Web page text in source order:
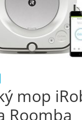
mop
Roomba